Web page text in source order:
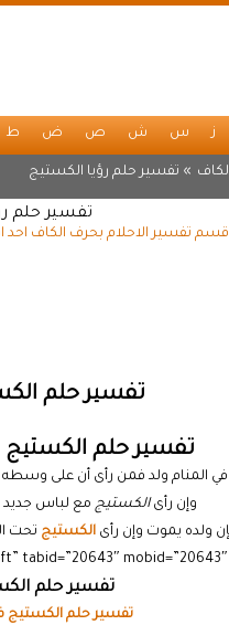
ز س ش ص ض ط
» تفسير حلم رؤيا الكستيج
تفسير حلم
تفسير الاحلام بحرف الكاف احد
تفسير حلم
تفسير حلم الكستيج
المنام ولد فمن رأى أن على وسطه
وإن رأىالكستيج مع لباس جديد
ولده يموت وإن رأىالكستيج تحت
تفسير حلم
تفسير حلم الكستيج